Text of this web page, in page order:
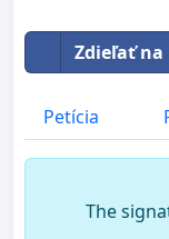
Zdieľať na
Petícia
The